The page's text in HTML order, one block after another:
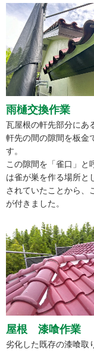
雨樋交換作業
瓦屋根の軒先部分にあ
軒先の間の隙間を板金
す。
この隙間を「雀口」と
は雀が巣を作る場所と
されていたことから、
が付きました。
屋根 漆喰作業
劣化した既存の漆喰取